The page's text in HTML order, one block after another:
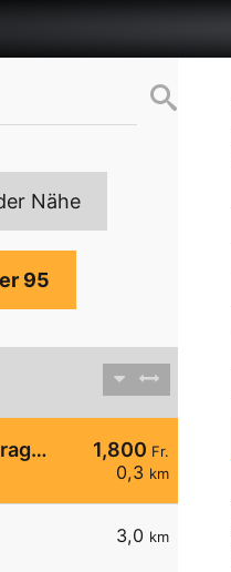
Nähe
95
1,800 Fr.
0,3 km
Ruedi Rüssel Tankstelle Garage Erni Neudorf AG
3,0 km